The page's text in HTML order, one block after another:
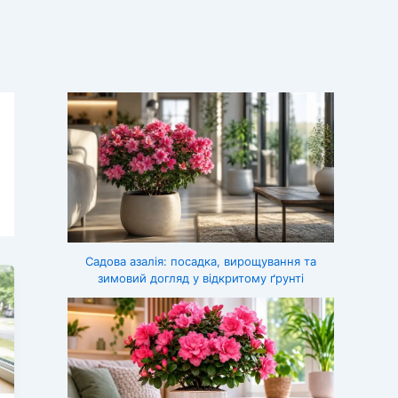
Садова азалія: посадка, вирощування та
зимовий догляд у відкритому ґрунті